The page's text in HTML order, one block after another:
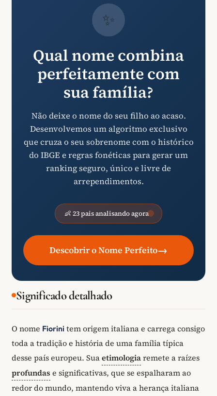
✨
Qual nome combina
perfeitamente com
sua família?
Não deixe o nome do seu filho ao acaso.
Desenvolvemos um algoritmo exclusivo
que cruza o seu sobrenome com o histórico
do IBGE e regras fonéticas para gerar um
ranking seguro, único e livre de
arrependimentos.
👶 23 pais analisando agora
Descobrir o Nome Perfeito→
Significado detalhado
O nome Fiorini tem origem italiana e carrega consigo
toda a tradição e história de uma família típica
desse país europeu. Suaetimologiaremete a raízes
profundas e significativas, que se espalharam ao
redor do mundo, mantendo viva a herança italiana